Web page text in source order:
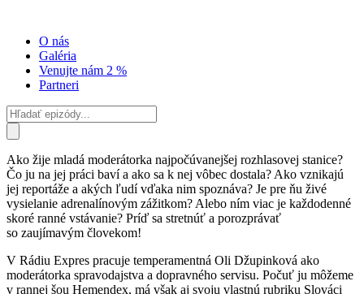
O nás
Galéria
Venujte nám 2 %
Partneri
Ako žije mladá moderátorka najpočúvanejšej rozhlasovej stanice?
Čo ju na jej práci baví a ako sa k nej vôbec dostala? Ako vznikajú
jej reportáže a akých ľudí vďaka nim spoznáva? Je pre ňu živé
vysielanie adrenalínovým zážitkom? Alebo ním viac je každodenné
skoré ranné vstávanie? Príď sa stretnúť a porozprávať
so zaujímavým človekom!
V Rádiu Expres pracuje temperamentná Oli Džupinková ako
moderátorka spravodajstva a dopravného servisu. Počuť ju môžeme
v rannej šou Hemendex, má však aj svoju vlastnú rubriku Slováci